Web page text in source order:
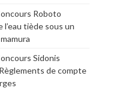
Roboto
l’eau tiède sous un
Sidonis
de compte